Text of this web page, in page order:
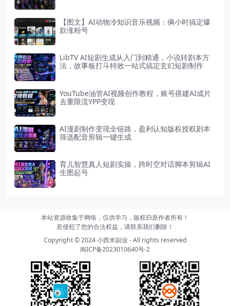
【图文】AI动物冷知识音乐视频：俩小时搞定爆
款涨粉号
LibTV AI短剧生成从入门到精通，小说转剧本方
法，故事板打斗特效一站式搞定玄幻短剧制作
YouTube油管AI视频创作教程，账号搭建AI成片
去重限流YPP变现
AI漫剧制作变现全链路，盈利认知版权授权剧本
筛选配音剪辑一键生成
育儿智慧真人短剧实操，跨时空对话脚本剪辑AI
生图起号
本站资源收集于网络，仅供学习，版权归原作者所有！
若侵犯了您的合法权益，请联系我们删除！
Copyright © 2024小西米副业 - All rights reserved
闽ICP备2023010640号-2